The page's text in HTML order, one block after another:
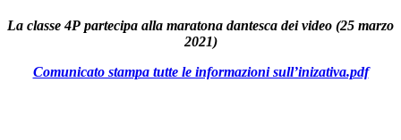
La classe4P partecipa alla maratona dantesca dei video (25 marzo
2021)
Comunicato stampa tutte le informazioni sull’inizativa.pdf